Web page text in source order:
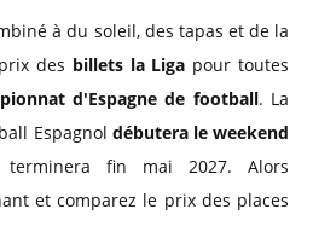
à du soleil, des tapas et de la
des billets la Liga pour toutes
d'Espagne de football. La
Espagnol débutera le weekend
fin mai 2027. Alors
et comparez le prix des places